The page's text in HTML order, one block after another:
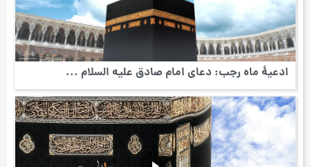
ادعیۀ ماه رجب: دعای امام صادق علیه السلام ...